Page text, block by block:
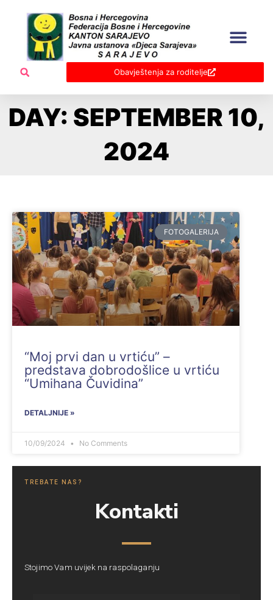
content
Obavještenja za roditelje
DAY: SEPTEMBER 10,
2024
FOTOGALERIJA
“Moj prvi dan u vrtiću” –
predstava dobrodošlice u vrtiću
“Umihana Čuvidina”
DETALJNIJE »
10/09/2024 No Comments
TREBATE NAS?
Kontakti
Stojimo Vam uvijek na raspolaganju